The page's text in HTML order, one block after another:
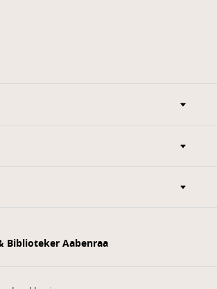
Biblioteker Aabenraa